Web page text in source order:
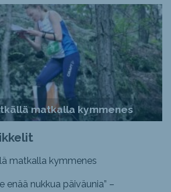
matkalla kymmenes
matkalla kymmenes
enää nukkua päiväunia” –